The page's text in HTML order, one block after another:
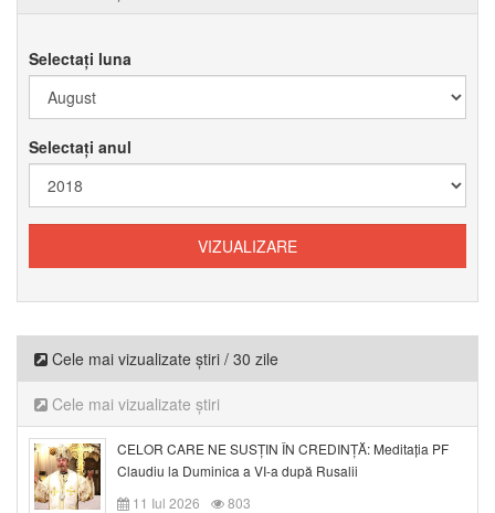
Selectați luna
Selectați anul
Cele mai vizualizate știri / 30 zile
Cele mai vizualizate știri
CELOR CARE NE SUSȚIN ÎN CREDINȚĂ: Meditația PF
Claudiu la Duminica a VI-a după Rusalii
11 Iul 2026
803